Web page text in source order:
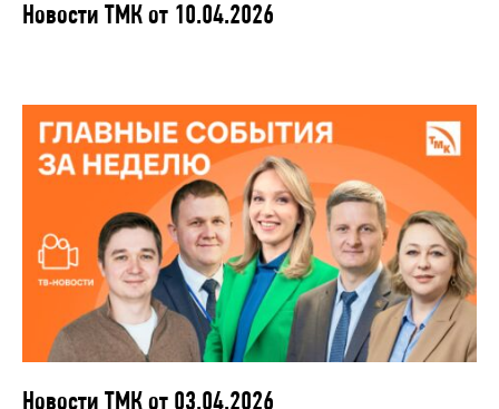
Новости ТМК от 10.04.2026
Новости ТМК от 03.04.2026